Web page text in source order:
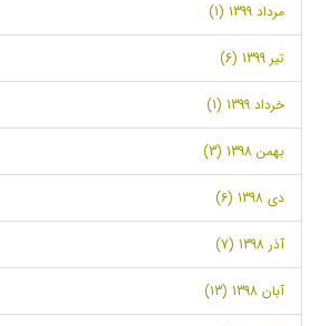
مرداد 1399 (1)
تیر 1399 (6)
خرداد 1399 (1)
بهمن 1398 (3)
دی 1398 (6)
آذر 1398 (7)
آبان 1398 (13)